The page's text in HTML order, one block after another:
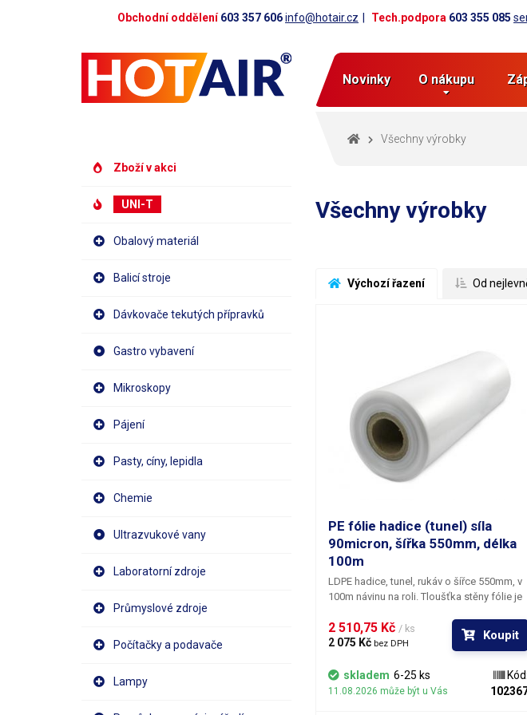
Obchodní oddělení603 357 606info@hotair.cz Tech.podpora 603 355 085
Novinky O nákupu
Zboží v akci
UNI-T
Obalový materiál
Balicí stroje
Dávkovače tekutých přípravků
Gastro vybavení
Mikroskopy
Pájení
Pasty, cíny, lepidla
Chemie
Ultrazvukové vany
Laboratorní zdroje
Průmyslové zdroje
Počítačky a podavače
Lampy
Všechny výrobky
Všechny výrobky
Výchozí řazení Od
PE fólie hadice (tunel) síla
90micron, šířka 550mm, délka
100m
LDPE hadice, tunel, rukáv o šířce 550mm, v
100m návinu na roli. Tloušťka stěny fólie je
fólie jsou bezbarvé, čiré, bez chuti a
zápachu, nemění se působením vlhkosti,
životnost, jsou pružné, teplem lehce
svařitelné, odolné proti mrazu a vlhkosti.
2 510,75 Kč / ks
2 075 Kč bez DPH
Koupit
skladem 6-25 ks
11.08.2026 může být u Vás
Kód: